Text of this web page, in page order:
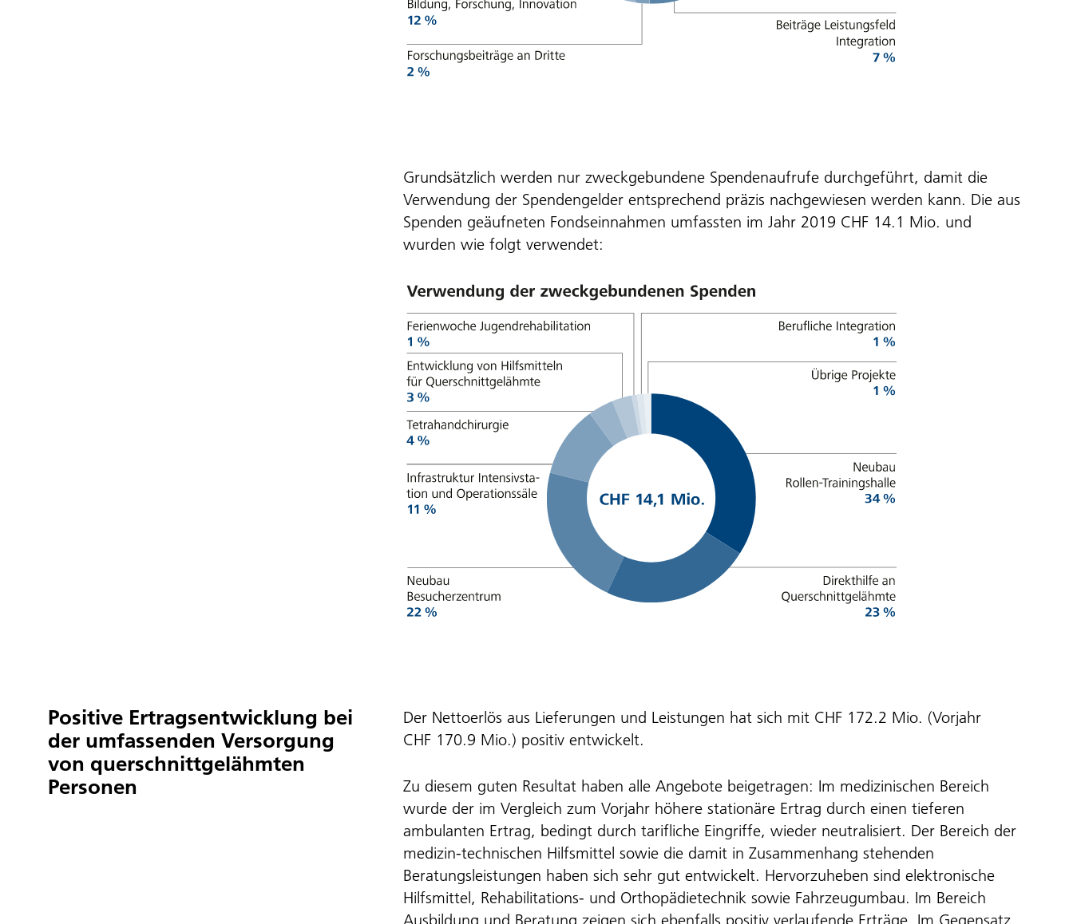
Grundsätzlich werden nur zweckgebundene Spendenaufrufe durchgeführt, damit die
Verwendung der Spendengelder entsprechend präzis nachgewiesen werden kann. Die aus
Spenden geäufneten Fondseinnahmen umfassten im Jahr 2019 CHF 14.1 Mio. und
wurden wie folgt verwendet:
Positive Ertragsent­wicklung bei
der umfassenden Versorgung
von querschnitt­gelähmten
Personen
Der Nettoerlös aus Lieferungen und Leistungen hat sich mit CHF 172.2 Mio. (Vorjahr
CHF 170.9 Mio.) positiv entwickelt.
Zu diesem guten Resultat haben alle Angebote beigetragen: Im medizinischen Bereich
wurde der im Vergleich zum Vorjahr höhere stationäre Ertrag durch einen tieferen
ambulanten Ertrag, bedingt durch tarifliche Eingriffe, wieder neutralisiert. Der Bereich der
medizin-technischen Hilfsmittel sowie die damit in Zusammenhang stehenden
Beratungsleistungen haben sich sehr gut entwickelt. Hervorzuheben sind elektronische
Hilfsmittel, Rehabilitations- und Orthopädietechnik sowie Fahrzeugumbau. Im Bereich
Ausbildung und Beratung zeigen sich ebenfalls positiv verlaufende Erträge. Im Gegensatz